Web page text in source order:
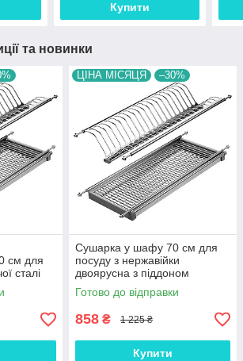
Купити
та новинки
см для
сталі
ЦІНА МІСЯЦЯ –30%
Сушарка у шафу 70 см для
посуду з нержавійки
двоярусна з піддоном
Готово до відправки
858 ₴ 1 225 ₴
Купити